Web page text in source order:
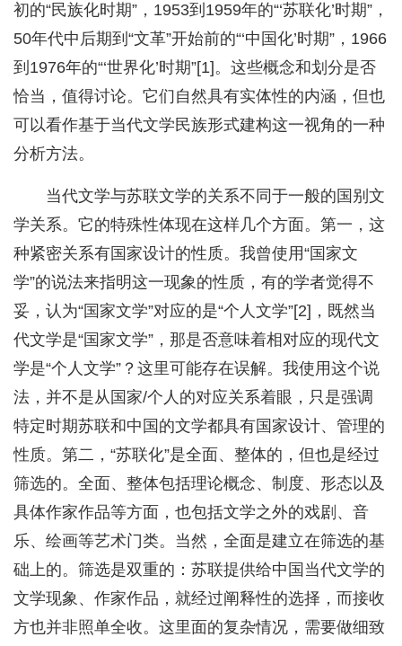
初的“民族化时期”，1953到1959年的“‘苏联化’时期”，
50年代中后期到“文革”开始前的“‘中国化’时期”，1966
到1976年的“‘世界化’时期”[1]。这些概念和划分是否
恰当，值得讨论。它们自然具有实体性的内涵，但也
可以看作基于当代文学民族形式建构这一视角的一种
分析方法。
当代文学与苏联文学的关系不同于一般的国别文
学关系。它的特殊性体现在这样几个方面。第一，这
种紧密关系有国家设计的性质。我曾使用“国家文
学”的说法来指明这一现象的性质，有的学者觉得不
妥，认为“国家文学”对应的是“个人文学”[2]，既然当
代文学是“国家文学”，那是否意味着相对应的现代文
学是“个人文学”？这里可能存在误解。我使用这个说
法，并不是从国家/个人的对应关系着眼，只是强调
特定时期苏联和中国的文学都具有国家设计、管理的
性质。第二，“苏联化”是全面、整体的，但也是经过
筛选的。全面、整体包括理论概念、制度、形态以及
具体作家作品等方面，也包括文学之外的戏剧、音
乐、绘画等艺术门类。当然，全面是建立在筛选的基
础上的。筛选是双重的：苏联提供给中国当代文学的
文学现象、作家作品，就经过阐释性的选择，而接收
方也并非照单全收。这里面的复杂情况，需要做细致